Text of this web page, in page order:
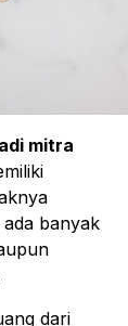
mitra
banyak
dari